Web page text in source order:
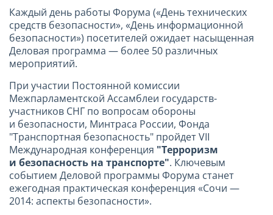
Каждый день работы Форума («День технических
средств безопасности», «День информационной
безопасности») посетителей ожидает насыщенная
Деловая программа — более 50 различных
мероприятий.
При участии Постоянной комиссии
Межпарламентской Ассамблеи государств-
участников СНГ по вопросам обороны
и безопасности, Минтраса России, Фонда
"Транспортная безопасность" пройдет VII
Международная конференция "Терроризм
и безопасность на транспорте". Ключевым
событием Деловой программы Форума станет
ежегодная практическая конференция «Сочи —
2014: аспекты безопасности».